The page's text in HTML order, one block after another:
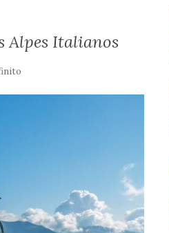
Alpes Italianos